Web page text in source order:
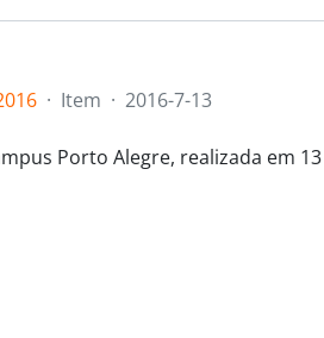
· Item · 2016-7-13
Porto Alegre, realizada em